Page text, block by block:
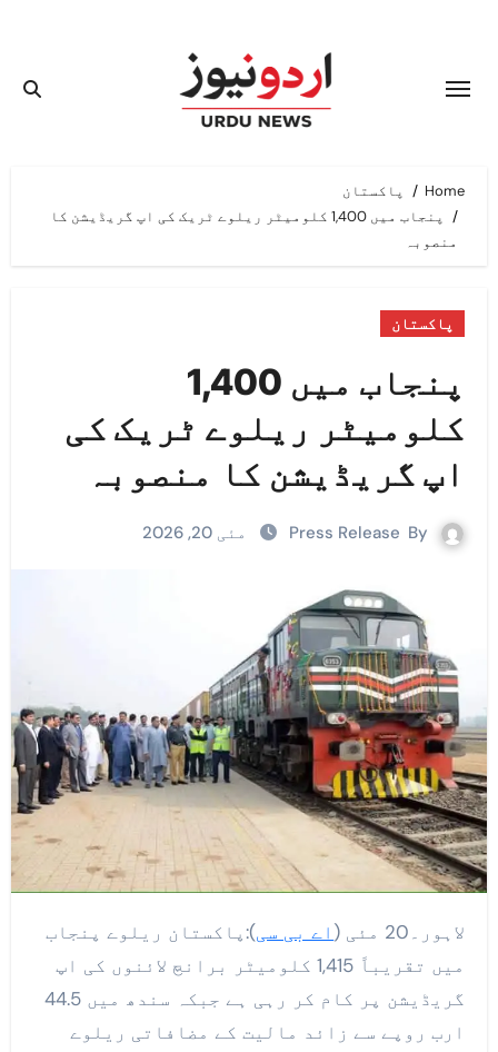
content
Home
پاکستان
پنجاب میں 1,400 کلومیٹر ریلوے ٹریک کی اپ گریڈیشن کا
منصوبہ
پاکستان
پنجاب میں 1,400
کلومیٹر ریلوے ٹریک کی
اپ گریڈیشن کا منصوبہ
Press Release مئی 20, 2026
لاہور۔20 مئی ( اے بی سی):پاکستان ریلوے پنجاب
میں تقریباً 1,415 کلومیٹر برانچ لائنوں کی اپ
گریڈیشن پر کام کر رہی ہے جبکہ سندھ میں 44.5
ارب روپے سے زائد مالیت کے مضافاتی ریلوے